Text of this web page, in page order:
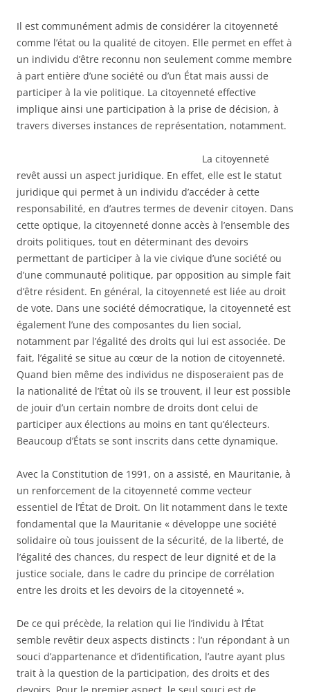
Il est communément admis de considérer la citoyenneté
comme l’état ou la qualité de citoyen. Elle permet en effet à
un individu d’être reconnu non seulement comme membre
à part entière d’une société ou d’un État mais aussi de
participer à la vie politique. La citoyenneté effective
implique ainsi une participation à la prise de décision, à
travers diverses instances de représentation, notamment.
La citoyenneté
revêt aussi un aspect juridique. En effet, elle est le statut
juridique qui permet à un individu d’accéder à cette
responsabilité, en d’autres termes de devenir citoyen. Dans
cette optique, la citoyenneté donne accès à l’ensemble des
droits politiques, tout en déterminant des devoirs
permettant de participer à la vie civique d’une société ou
d’une communauté politique, par opposition au simple fait
d’être résident. En général, la citoyenneté est liée au droit
de vote. Dans une société démocratique, la citoyenneté est
également l’une des composantes du lien social,
notamment par l’égalité des droits qui lui est associée. De
fait, l’égalité se situe au cœur de la notion de citoyenneté.
Quand bien même des individus ne disposeraient pas de
la nationalité de l’État où ils se trouvent, il leur est possible
de jouir d’un certain nombre de droits dont celui de
participer aux élections au moins en tant qu’électeurs.
Beaucoup d’États se sont inscrits dans cette dynamique.
Avec la Constitution de 1991, on a assisté, en Mauritanie, à
un renforcement de la citoyenneté comme vecteur
essentiel de l’État de Droit. On lit notamment dans le texte
fondamental que la Mauritanie « développe une société
solidaire où tous jouissent de la sécurité, de la liberté, de
l’égalité des chances, du respect de leur dignité et de la
justice sociale, dans le cadre du principe de corrélation
entre les droits et les devoirs de la citoyenneté ».
De ce qui précède, la relation qui lie l’individu à l’État
semble revêtir deux aspects distincts : l’un répondant à un
souci d’appartenance et d’identification, l’autre ayant plus
trait à la question de la participation, des droits et des